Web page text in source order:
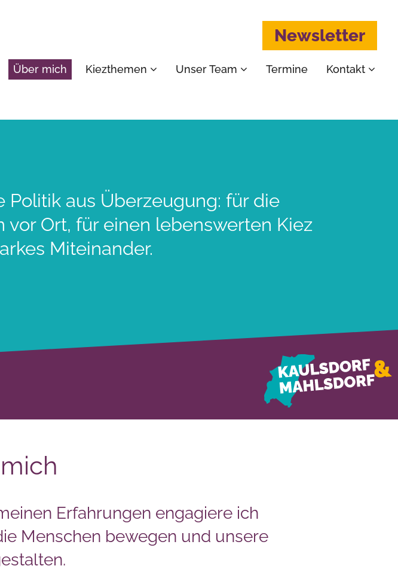
Über mich Kiezthemen Unser Team Termine Kontakt
Newsletter
Politik aus Überzeugung: für die
vor Ort, für einen lebenswerten Kiez
Miteinander.
Erfahrungen engagiere ich
Menschen bewegen und unsere